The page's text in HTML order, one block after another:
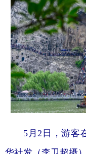
5月2日，游客